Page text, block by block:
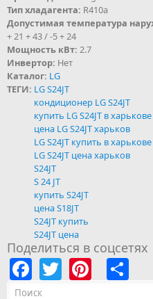
Тип хладагента: R410a
Допустимая температура
+ 21 + 43 / -5 + 24
Мощность кВт: 2.7
Инвертор: Нет
Каталог: LG
ТЕГИ: LG S24JT
кондиционер LG S24JT
купить LG S24JT в харькове
цена LG S24JT харьков
LG S24JT купить в харькове
LG S24JT цена харьков
S24JT
S 24 JT
купить S24JT
цена S18JT
S24JT купить
S24JT цена
Поделиться в соцсетях
Facebook
Twitter
Форма поиска